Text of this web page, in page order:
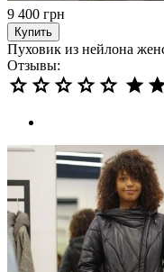
9 400 грн
Купить
Пуховик из нейлона
Отзывы: